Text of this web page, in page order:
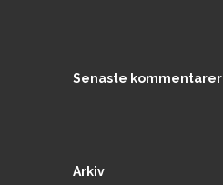
Senaste kommentarer
Arkiv